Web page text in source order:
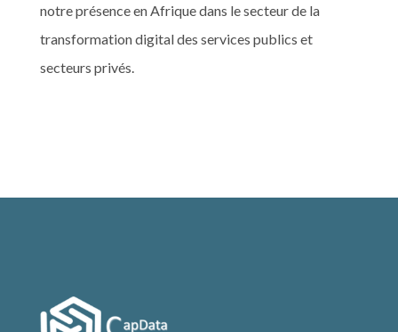
notre présence en Afrique dans le secteur de la
transformation digital des services publics et
secteurs privés.